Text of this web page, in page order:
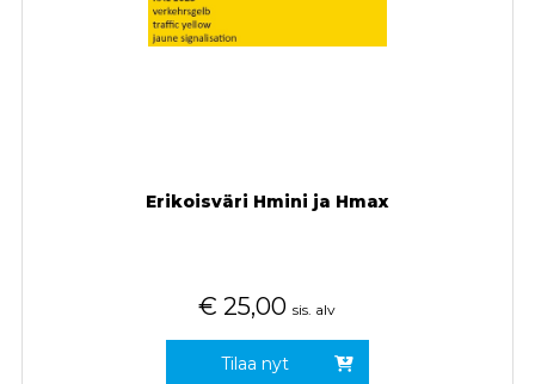
Erikoisväri Hmini ja Hmax
€ 25,00 sis. alv
Tilaa nyt